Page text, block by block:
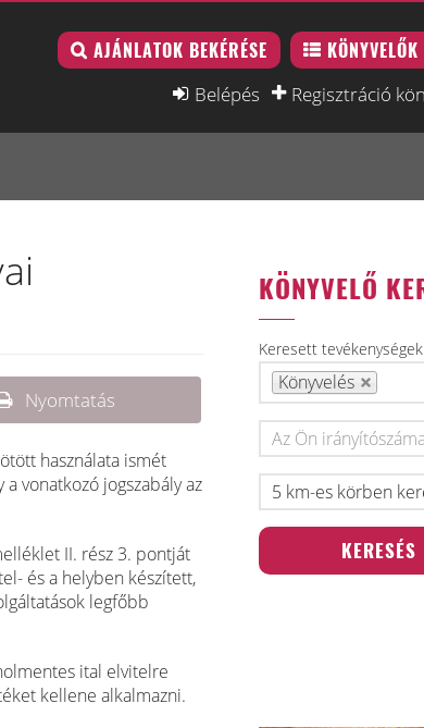
AJÁNLATOK BEKÉRÉSE
Belépés Regisztráció
Nyomtatás
használata ismét
vonatkozó jogszabály az
II. rész 3. pontját
és a helyben készített,
legfőbb
ital elvitelre
kellene alkalmazni.
KÖNYVELŐ
Keresett tevékenységek
Könyvelés